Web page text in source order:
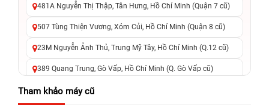
481A Nguyễn Thị Thập, Tân Hưng, Hồ Chí Minh (Quận 7 cũ)
507 Tùng Thiện Vương, Xóm Củi, Hồ Chí Minh (Quận 8 cũ)
23M Nguyễn Ảnh Thủ, Trung Mỹ Tây, Hồ Chí Minh (Q.12 cũ)
389 Quang Trung, Gò Vấp, Hồ Chí Minh (Q. Gò Vấp cũ)
625 - 625A Âu Cơ, Tân Phú, Hồ Chí Minh (Quận Tân Phú cũ)
Tham khảo máy cũ